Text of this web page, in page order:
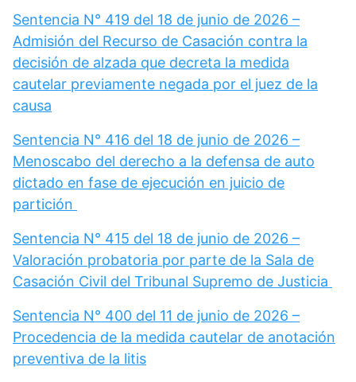
Sentencia N° 419 del 18 de junio de 2026 –
Admisión del Recurso de Casación contra la
decisión de alzada que decreta la medida
cautelar previamente negada por el juez de la
causa
Sentencia N° 416 del 18 de junio de 2026 –
Menoscabo del derecho a la defensa de auto
dictado en fase de ejecución en juicio de
partición
Sentencia N° 415 del 18 de junio de 2026 –
Valoración probatoria por parte de la Sala de
Casación Civil del Tribunal Supremo de Justicia
Sentencia N° 400 del 11 de junio de 2026 –
Procedencia de la medida cautelar de anotación
preventiva de la litis